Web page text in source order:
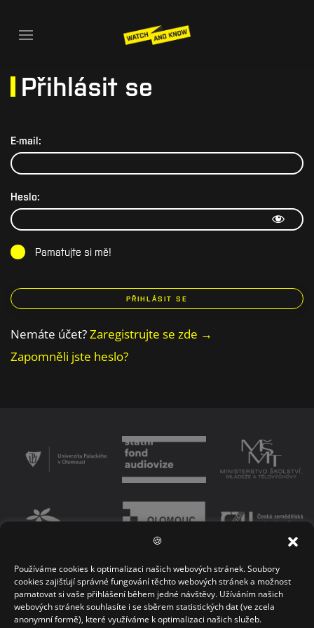
🍪
Používáme cookies k optimalizaci našich webových stránek. Soubory
cookies zajišťují správné fungování těchto webových stránek a možnost
pamatovat si vaše přihlášení během jedné návštěvy. Užíváním našich
webových stránek souhlasíte i se sběrem statistických dat (ve zcela
anonymní formě), které využíváme k optimalizaci našich služeb.
Přihlásit se
E-mail:
Heslo:
Pamatujte si mě!
Nemáte účet?Zaregistrujte se zde →
Zapomněli jste heslo?
PODMÍNKY UŽÍVÁNÍ PLATFORMY ZÁSADY OCHRANY OSOBNÍCH ÚDAJŮ
KONTAKT